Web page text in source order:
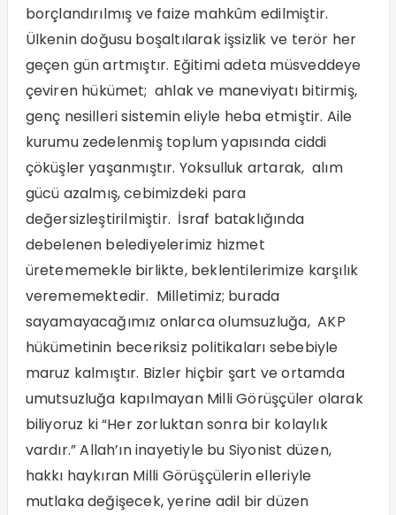
borçlandırılmış ve faize mahkûm edilmiştir.
Ülkenin doğusu boşaltılarak işsizlik ve terör her
geçen gün artmıştır. Eğitimi adeta müsveddeye
çeviren hükümet; ahlak ve maneviyatı bitirmiş,
genç nesilleri sistemin eliyle heba etmiştir. Aile
kurumu zedelenmiş toplum yapısında ciddi
çöküşler yaşanmıştır. Yoksulluk artarak, alım
gücü azalmış, cebimizdeki para
değersizleştirilmiştir. İsraf bataklığında
debelenen belediyelerimiz hizmet
üretememekle birlikte, beklentilerimize karşılık
verememektedir. Milletimiz; burada
sayamayacağımız onlarca olumsuzluğa, AKP
hükümetinin beceriksiz politikaları sebebiyle
maruz kalmıştır. Bizler hiçbir şart ve ortamda
umutsuzluğa kapılmayan Milli Görüşçüler olarak
biliyoruz ki “Her zorluktan sonra bir kolaylık
vardır.” Allah’ın inayetiyle bu Siyonist düzen,
hakkı haykıran Milli Görüşçülerin elleriyle
mutlaka değişecek, yerine adil bir düzen